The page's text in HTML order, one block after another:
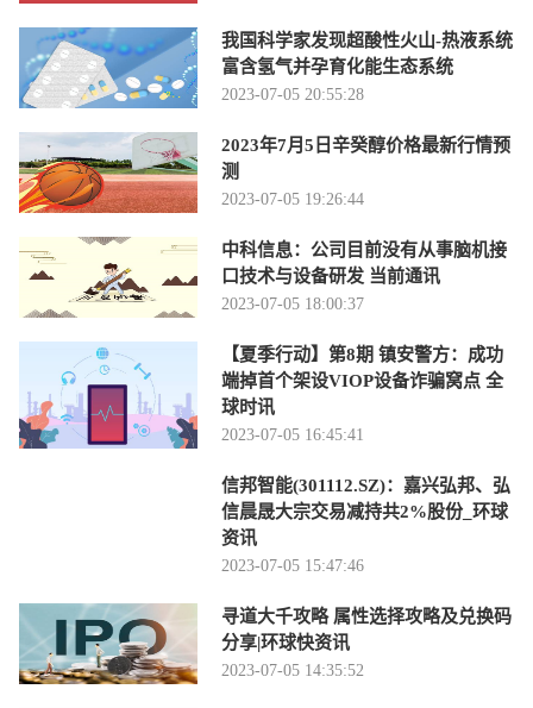
我国科学家发现超酸性火山-热液系统
富含氢气并孕育化能生态系统
2023-07-05 20:55:28
2023年7月5日辛癸醇价格最新行情预
测
2023-07-05 19:26:44
中科信息：公司目前没有从事脑机接
口技术与设备研发 当前通讯
2023-07-05 18:00:37
【夏季行动】第8期 镇安警方：成功
端掉首个架设VIOP设备诈骗窝点 全
球时讯
2023-07-05 16:45:41
信邦智能(301112.SZ)：嘉兴弘邦、弘
信晨晟大宗交易减持共2%股份_环球
资讯
2023-07-05 15:47:46
寻道大千攻略 属性选择攻略及兑换码
分享|环球快资讯
2023-07-05 14:35:52